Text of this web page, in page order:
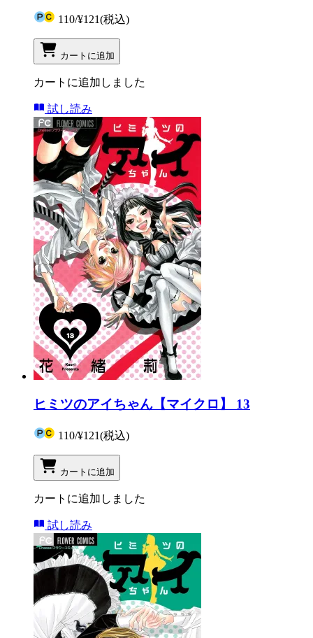
110/¥121(税込)
カートに追加
カートに追加しました
試し読み
ヒミツのアイちゃん【マイクロ】 13
110/¥121(税込)
カートに追加
カートに追加しました
試し読み